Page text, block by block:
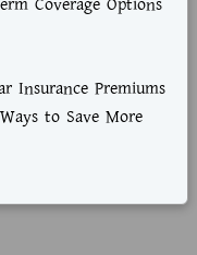
Insurance Premiums
to Save More